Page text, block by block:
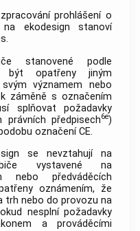
prohlášení o
ekodesign stanoví
stanovené podle
opatřeny jiným
významem nebo
záměně s označením
splňovat požadavky
právních předpisech6e)
označení CE.
se nevztahují na
vystavené na
nebo předváděcích
oznámením, že
trh nebo do provozu na
nesplní požadavky
a prováděcími